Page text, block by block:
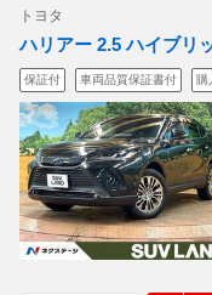
トヨタ
ハリアー 2.5 ハイブリ
保証付 車両品質保証書付 購